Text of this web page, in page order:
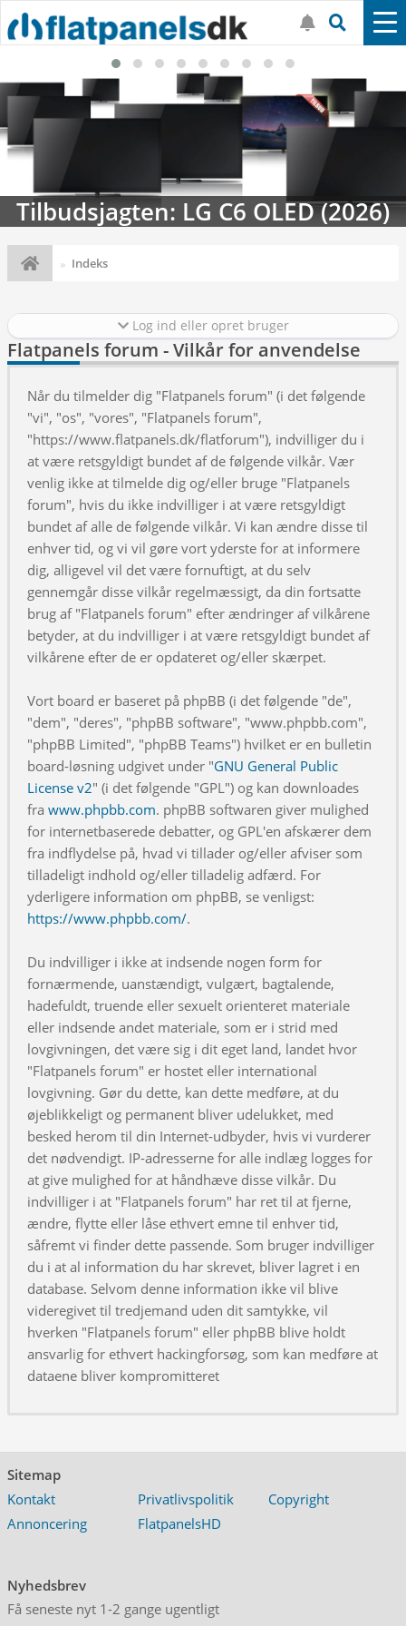
Tilbudsjagten: LG C6 OLED (2026)
Indeks
Log ind eller opret bruger
Flatpanels forum - Vilkår for anvendelse
Når du tilmelder dig "Flatpanels forum" (i det følgende
"vi", "os", "vores", "Flatpanels forum",
"https://www.flatpanels.dk/flatforum"), indvilliger du i
at være retsgyldigt bundet af de følgende vilkår. Vær
venlig ikke at tilmelde dig og/eller bruge "Flatpanels
forum", hvis du ikke indvilliger i at være retsgyldigt
bundet af alle de følgende vilkår. Vi kan ændre disse til
enhver tid, og vi vil gøre vort yderste for at informere
dig, alligevel vil det være fornuftigt, at du selv
gennemgår disse vilkår regelmæssigt, da din fortsatte
brug af "Flatpanels forum" efter ændringer af vilkårene
betyder, at du indvilliger i at være retsgyldigt bundet af
vilkårene efter de er opdateret og/eller skærpet.
Vort board er baseret på phpBB (i det følgende "de",
"dem", "deres", "phpBB software", "www.phpbb.com",
"phpBB Limited", "phpBB Teams") hvilket er en bulletin
board-løsning udgivet under "GNU General Public
License v2" (i det følgende "GPL") og kan downloades
fra www.phpbb.com. phpBB softwaren giver mulighed
for internetbaserede debatter, og GPL'en afskærer dem
fra indflydelse på, hvad vi tillader og/eller afviser som
tilladeligt indhold og/eller tilladelig adfærd. For
yderligere information om phpBB, se venligst:
https://www.phpbb.com/.
Du indvilliger i ikke at indsende nogen form for
fornærmende, uanstændigt, vulgært, bagtalende,
hadefuldt, truende eller sexuelt orienteret materiale
eller indsende andet materiale, som er i strid med
lovgivningen, det være sig i dit eget land, landet hvor
"Flatpanels forum" er hostet eller international
lovgivning. Gør du dette, kan dette medføre, at du
øjeblikkeligt og permanent bliver udelukket, med
besked herom til din Internet-udbyder, hvis vi vurderer
det nødvendigt. IP-adresserne for alle indlæg logges for
at give mulighed for at håndhæve disse vilkår. Du
indvilliger i at "Flatpanels forum" har ret til at fjerne,
ændre, flytte eller låse ethvert emne til enhver tid,
såfremt vi finder dette passende. Som bruger indvilliger
du i at al information du har skrevet, bliver lagret i en
database. Selvom denne information ikke vil blive
videregivet til tredjemand uden dit samtykke, vil
hverken "Flatpanels forum" eller phpBB blive holdt
ansvarlig for ethvert hackingforsøg, som kan medføre at
dataene bliver kompromitteret
Sitemap
Kontakt
Privatlivspolitik
Copyright
Annoncering
FlatpanelsHD
Nyhedsbrev
Få seneste nyt 1-2 gange ugentligt